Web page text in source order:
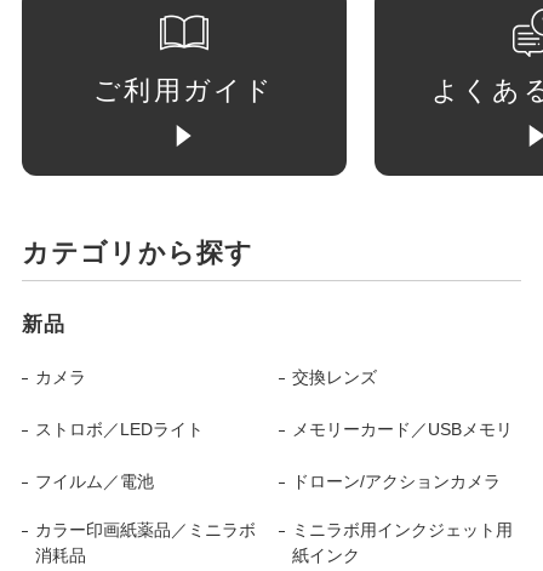
ご利用ガイド よくあ
カテゴリから探す
新品
カメラ 交換レンズ
ストロボ／LEDライト メモリーカード／USBメモリ
フイルム／電池 ドローン/アクションカメラ
カラー印画紙薬品／ミニラボ
消耗品
ミニラボ用インクジェット用
紙インク